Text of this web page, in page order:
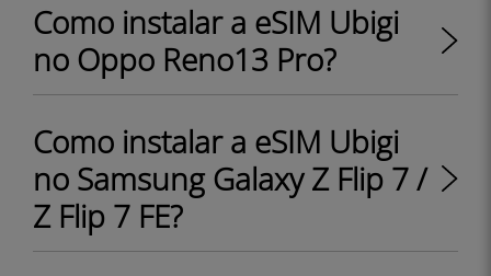
Como instalar a eSIM Ubigi
no Oppo Reno13 Pro?
Como instalar a eSIM Ubigi
no Samsung Galaxy Z Flip 7 /
Z Flip 7 FE?